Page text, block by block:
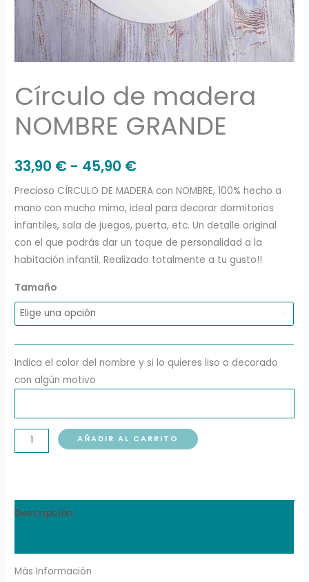
Círculo de madera
NOMBRE GRANDE
33,90 € - 45,90 €
Precioso CÍRCULO DE MADERA con NOMBRE, 100% hecho a
mano con mucho mimo, ideal para decorar dormitorios
infantiles, sala de juegos, puerta, etc. Un detalle original
con el que podrás dar un toque de personalidad a la
habitación infantil. Realizado totalmente a tu gusto!!
Tamaño
Indica el color del nombre y si lo quieres liso o decorado
con algún motivo
AÑADIR AL CARRITO
Descripción
Más Información